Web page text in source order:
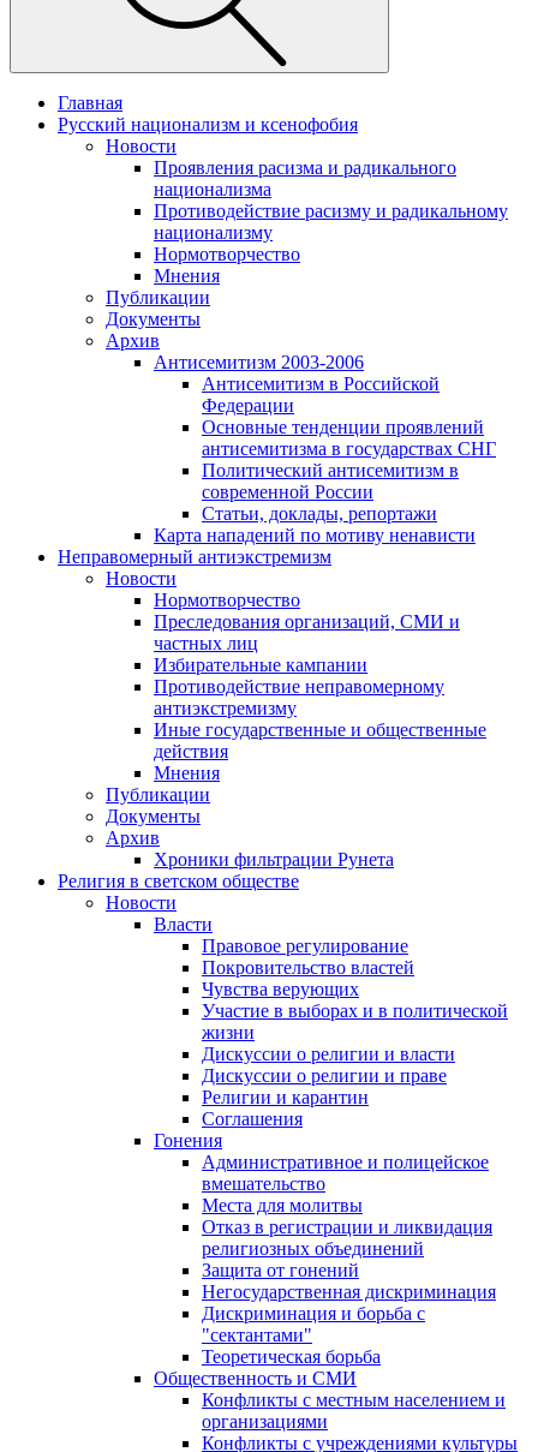
Главная
Русский национализм и ксенофобия
Новости
Проявления расизма и радикального
национализма
Противодействие расизму и радикальному
национализму
Нормотворчество
Мнения
Публикации
Документы
Архив
Антисемитизм 2003-2006
Антисемитизм в Российской
Федерации
Основные тенденции проявлений
антисемитизма в государствах СНГ
Политический антисемитизм в
современной России
Статьи, доклады, репортажи
Карта нападений по мотиву ненависти
Неправомерный антиэкстремизм
Новости
Нормотворчество
Преследования организаций, СМИ и
частных лиц
Избирательные кампании
Противодействие неправомерному
антиэкстремизму
Иные государственные и общественные
действия
Мнения
Публикации
Документы
Архив
Хроники фильтрации Рунета
Религия в светском обществе
Новости
Власти
Правовое регулирование
Покровительство властей
Чувства верующих
Участие в выборах и в политической
жизни
Дискуссии о религии и власти
Дискуссии о религии и праве
Религии и карантин
Соглашения
Гонения
Административное и полицейское
вмешательство
Места для молитвы
Отказ в регистрации и ликвидация
религиозных объединений
Защита от гонений
Негосударственная дискриминация
Дискриминация и борьба с
"сектантами"
Теоретическая борьба
Общественность и СМИ
Конфликты с местным населением и
организациями
Конфликты с учреждениями культуры